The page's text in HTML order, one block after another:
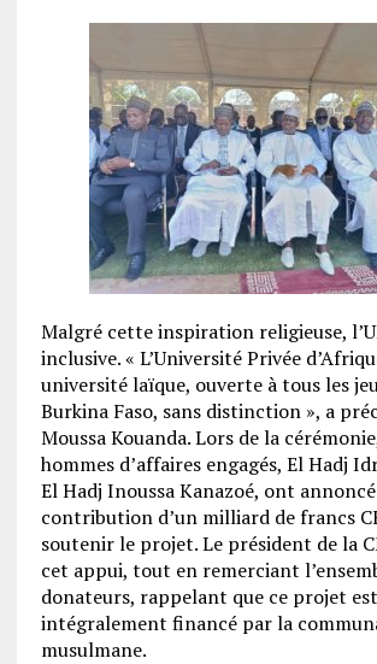
Malgré cette inspiration religieuse,
inclusive. « L’Université Privée
université laïque, ouverte à tous les
Burkina Faso, sans distinction », a
Moussa Kouanda. Lors de la
hommes d’affaires engagés, El Hadj
El Hadj Inoussa Kanazoé, ont
contribution d’un milliard de francs
soutenir le projet. Le président de la
cet appui, tout en remerciant
donateurs, rappelant que ce projet est
intégralement financé par la
musulmane.